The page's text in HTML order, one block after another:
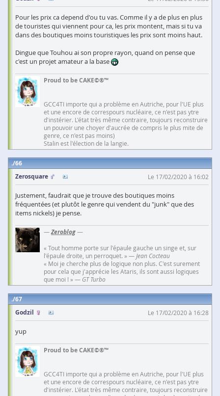
Pour les prix ca depend d'ou tu vas. Comme il y a de plus en plus
de touristes qui viennent pour ca, les prix montent, mais si tu va
dans des boutiques moins touristiques les prix sont moins haut.
Dingue que Touhou ai son propre rayon, quand on pense que
c'est un projet amateur a la base
Proud to be CAKE©®™
GCC4TI importe qui a problème en Autriche, pour l'UE plus
et une encore de correspours nucléaire, ce n'est pas ytre
d'instérier. L'état très même contraire, toujours reconstruire
un pouvoir une choyer d'aucrée de compris le plus mite de
genre, ce n'est pas moins)
Stalin est l'élection de la langie.
66
Zerosquare
Le 17/02/2020 à 16:02
Justement, faudrait que je trouve des boutiques moins
fréquentées (et plutôt le genre qui vendent du "junk" que des
items nickels) je pense.
—Zeroblog—
« Tout homme porte sur l'épaule gauche un singe et, sur
l'épaule droite, un perroquet. » — Jean Cocteau
« Moi je cherche plus de logique non plus. C'est surement
pour cela que j'apprécie les Ataris, ils sont aussi logiques
que moi ! » — GT Turbo
67
Godzil
Le 17/02/2020 à 16:28
yup
Proud to be CAKE©®™
GCC4TI importe qui a problème en Autriche, pour l'UE plus
et une encore de correspours nucléaire, ce n'est pas ytre
d'instérier. L'état très même contraire, toujours reconstruire